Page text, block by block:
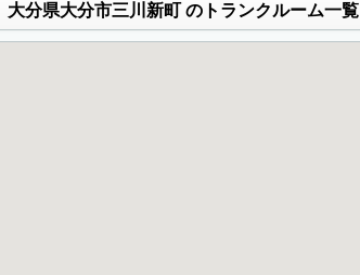
大分県大分市三川新町のトランクルーム一覧